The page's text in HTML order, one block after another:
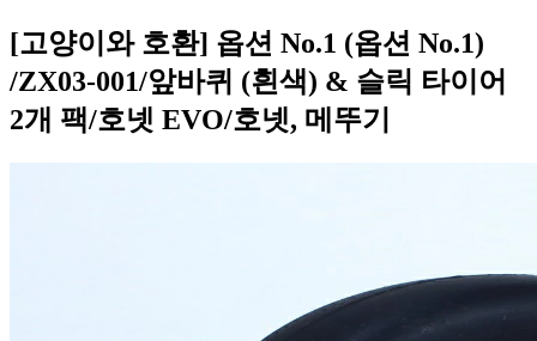
[고양이와 호환] 옵션 No.1 (옵션 No.1)
/ZX03-001/앞바퀴 (흰색) & 슬릭 타이어
2개 팩/호넷 EVO/호넷, 메뚜기